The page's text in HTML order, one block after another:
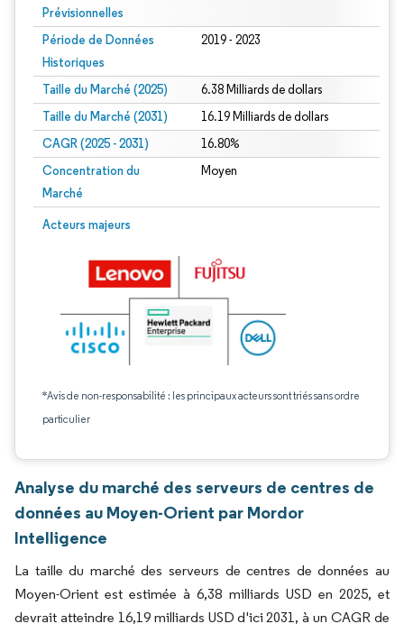
Prévisionnelles
Période de Données
Historiques
2019 - 2023
Taille du Marché (2025) 6.38 Milliards de dollars
Taille du Marché (2031) 16.19 Milliards de dollars
CAGR (2025 - 2031) 16.80%
Concentration du
Marché
Moyen
Acteurs majeurs
*Avis de non-responsabilité : les principaux acteurs sont triés sans ordre
particulier
Analyse du marché des serveurs de centres de
données au Moyen-Orient par Mordor
Intelligence
La taille du marché des serveurs de centres de données au
Moyen-Orient est estimée à 6,38 milliards USD en 2025, et
devrait atteindre 16,19 milliards USD d'ici 2031, à un CAGR de